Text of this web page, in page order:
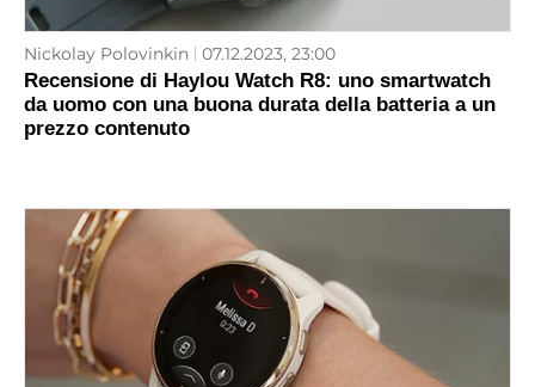
Nickolay Polovinkin 07.12.2023, 23:00
Recensione di Haylou Watch R8: uno smartwatch
da uomo con una buona durata della batteria a un
prezzo contenuto